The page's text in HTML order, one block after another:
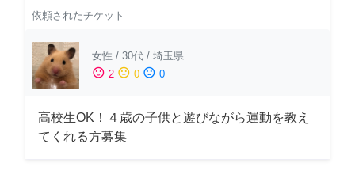
依頼されたチケット
女性 / 30代 / 埼玉県
sentiment_satisfied 2 sentiment_neutral 0 sentiment_dissatisfied 0
高校生OK！４歳の子供と遊びながら運動を教え
てくれる方募集